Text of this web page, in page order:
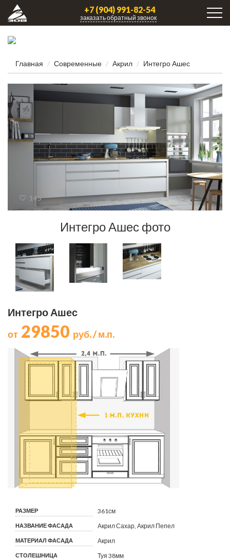
+7 (904) 991-82-54
заказать обратный звонок
Главная Современные Акрил Интегро Ашес
145
Интегро Ашес фото
Интегро Ашес
от 29850 руб. / м.п.
РАЗМЕР 361см
НАЗВАНИЕ ФАСАДА Акрил Сахар, Акрил Пепел
МАТЕРИАЛ ФАСАДА Акрил
СТОЛЕШНИЦА Туя 38мм